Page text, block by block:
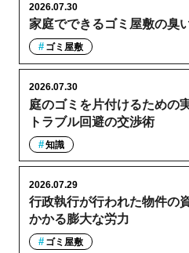
家庭でできるゴミ屋敷の臭
2026.07.30
ゴミ屋敷
庭のゴミを片付けるための
トラブル回避の交渉術
2026.07.30
知識
行政執行が行われた物件の
かかる膨大な労力
2026.07.29
ゴミ屋敷